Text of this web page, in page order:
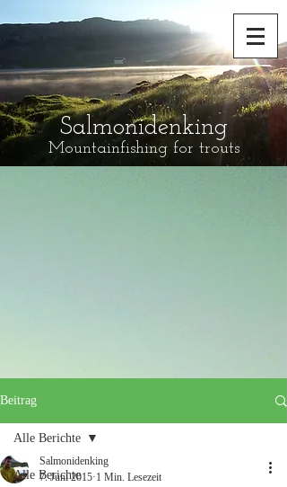
Salmonidenking
Mountainfishing for trouts
Beitrag
Alle Berichte
Alle Berichte
Salmonidenking
7. Juni 2015 1 Min. Lesezeit